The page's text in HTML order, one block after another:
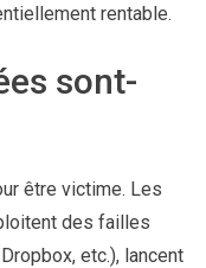
rentable.
sont-
être victime. Les
des failles
etc.), lancent